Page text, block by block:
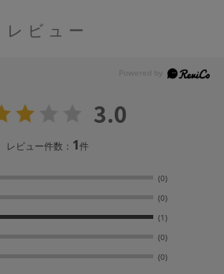
レビュー
3.0
レビュー件数： 1件
(0)
(0)
(1)
(0)
(0)